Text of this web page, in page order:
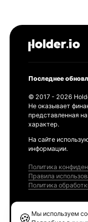
Последнее
© 2017 - 2026
Не оказывает
представленная
характер.
На сайте
информации.
Политика
Правила
Политика
🍪 Мы используем